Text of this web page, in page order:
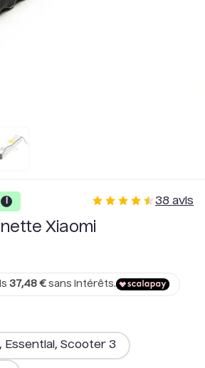
i 38 avis
Xiaomi
37,48 € sans intérêts.
Essential, Scooter 3